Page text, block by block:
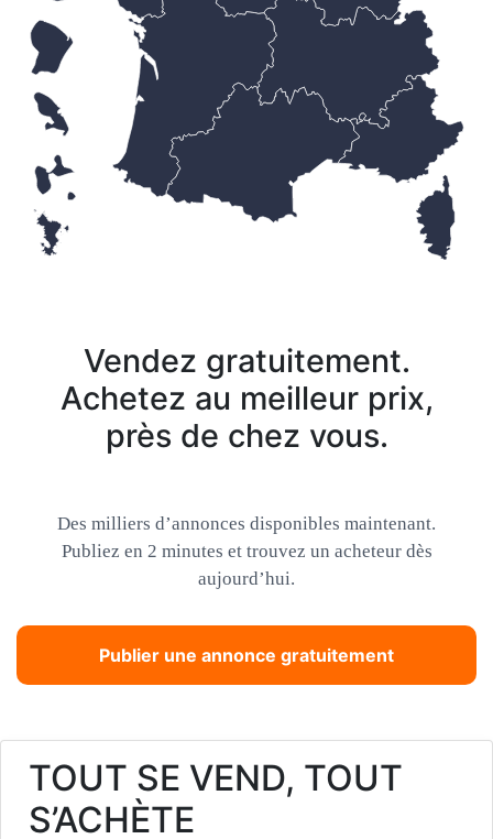
Vendez gratuitement.
Achetez au meilleur prix,
près de chez vous.
Des milliers d’annonces disponibles maintenant.
Publiez en 2 minutes et trouvez un acheteur dès
aujourd’hui.
Publier une annonce gratuitement
TOUT SE VEND, TOUT
S’ACHÈTE